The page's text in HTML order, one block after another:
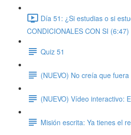
Día 51: ¿Si estudias o si
CONDICIONALES CON SI (6:47)
Quiz 51
(NUEVO) No creía que
(NUEVO) Vídeo interactivo:
Misión escrita: Ya tienes el